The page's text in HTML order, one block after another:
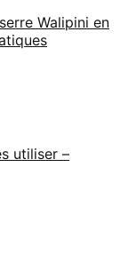
Walipini en
utiliser –